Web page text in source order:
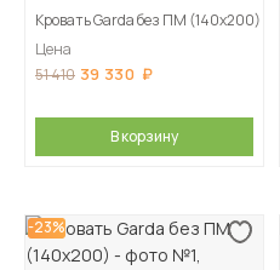
Кровать Garda без ПМ (140х200)
Цена
51 410 39 330
В корзину
-23%